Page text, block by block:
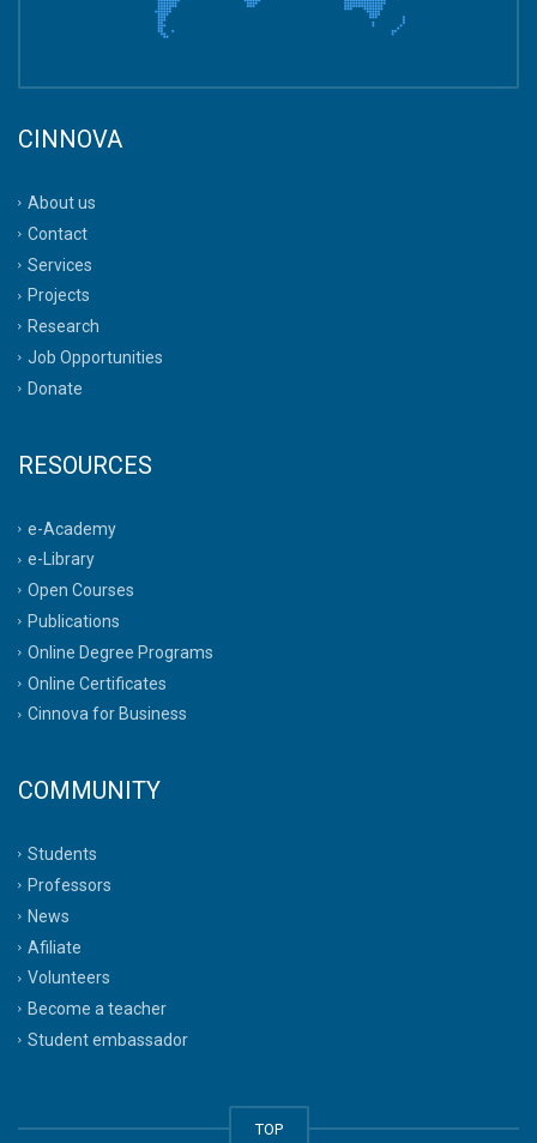
CINNOVA
About us
Contact
Services
Projects
Research
Job Opportunities
Donate
RESOURCES
e-Academy
e-Library
Open Courses
Publications
Online Degree Programs
Online Certificates
Cinnova for Business
COMMUNITY
Students
Professors
News
Afiliate
Volunteers
Become a teacher
Student embassador
TOP